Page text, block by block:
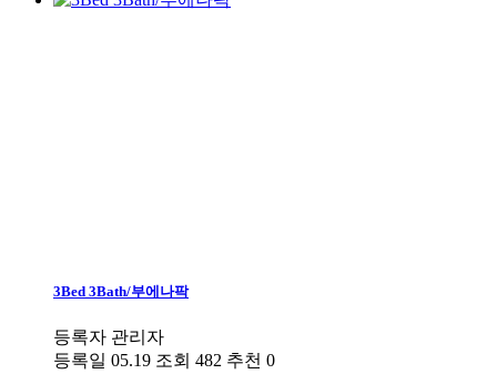
3Bed 3Bath/부에나팍
등록자 관리자
등록일 05.19 조회 482 추천 0